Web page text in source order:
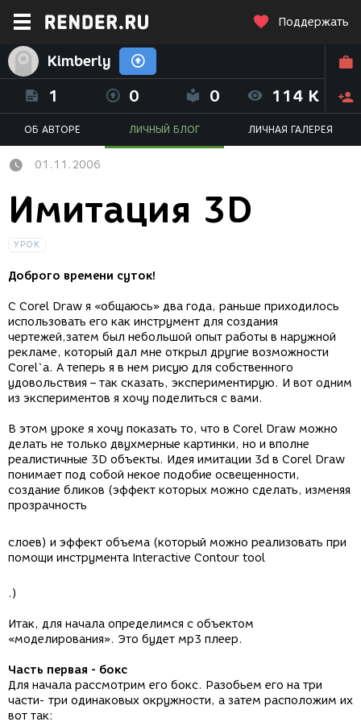
Поддержать
Kimberly
1 0 0 114 K
ОБ АВТОРЕ ЛИЧНЫЙ БЛОГ ЛИЧНАЯ ГАЛЕРЕЯ
01.11.2006
Имитация 3D
УРОК
Доброго времени суток!
С Corel Draw я «общаюсь» два года, раньше приходилось
использовать его как инструмент для создания
чертежей,затем был небольшой опыт работы в наружной
рекламе, который дал мне открыл другие возможности
Corel`а. А теперь я в нем рисую для собственного
удовольствия – так сказать, экспериментирую. И вот одним
из экспериментов я хочу поделиться с вами.
В этом уроке я хочу показать то, что в Corel Draw можно
делать не только двухмерные картинки, но и вполне
реалистичные 3D объекты. Идея имитации 3d в Corel Draw
понимает под собой некое подобие освещенности,
создание бликов (эффект которых можно сделать, изменяя
прозрачность
слоев) и эффект объема (который можно реализовать при
помощи инструмента Interactive Contour tool
.)
Итак, для начала определимся с объектом
«моделирования». Это будет мр3 плеер.
Чaсть первая - бокс
Для начала рассмотрим его бокс. Разобьем его на три
части- три одинаковых окружности, а затем расположим их
вот так: